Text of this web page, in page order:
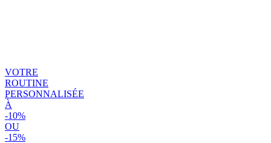
VOTRE
ROUTINE
PERSONNALISÉE
À
-10%
OU
-15%